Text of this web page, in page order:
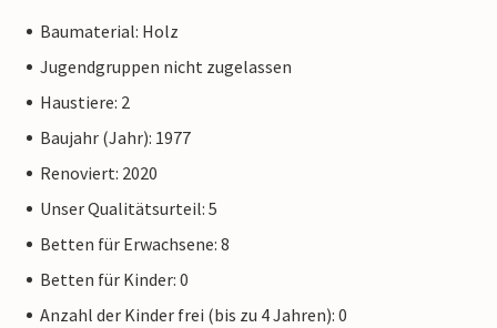
Baumaterial: Holz
Jugendgruppen nicht zugelassen
Haustiere: 2
Baujahr (Jahr): 1977
Renoviert: 2020
Unser Qualitätsurteil: 5
Betten für Erwachsene: 8
Betten für Kinder: 0
Anzahl der Kinder frei (bis zu 4 Jahren): 0